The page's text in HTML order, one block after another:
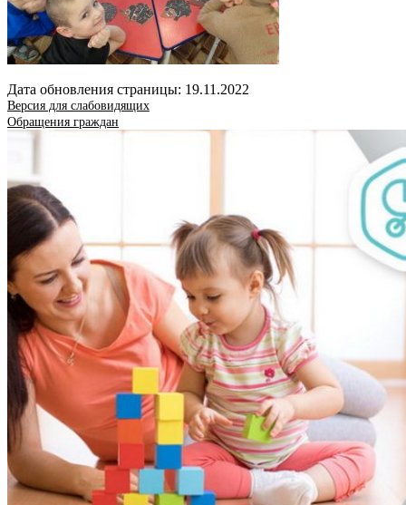
Дата обновления страницы: 19.11.2022
Версия для слабовидящих
Обращения граждан